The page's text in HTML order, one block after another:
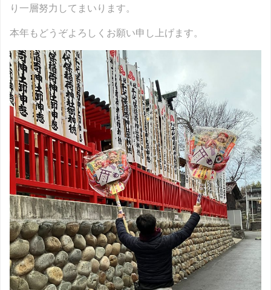
り一層努力してまいります。
本年もどうぞよろしくお願い申し上げます。